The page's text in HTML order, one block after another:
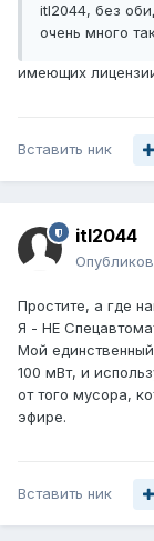
itl2044, без
очень много
имеющих
Вставить ник
itl2044
Простите, а где
Я - НЕ
Мой
100 мВт, и
от того мусора,
эфире.
Вставить ник